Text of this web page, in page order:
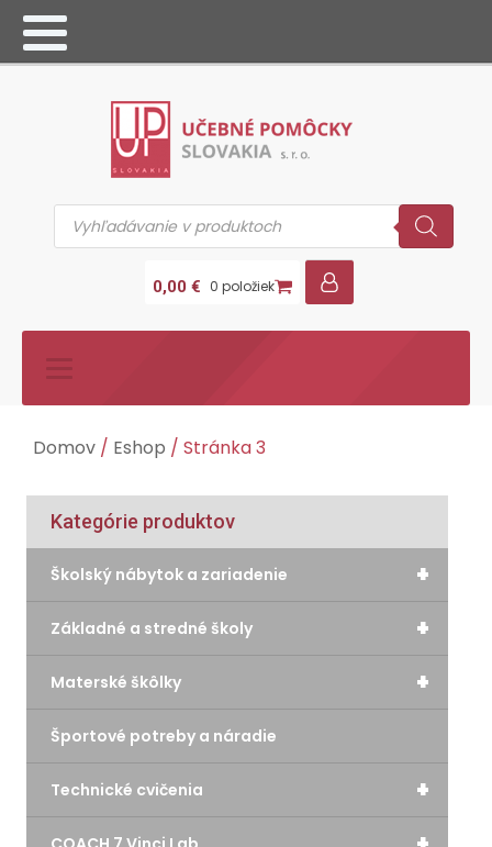
Products
search
0,00 € 0 položiek
Domov / Eshop / Stránka 3
Kategórie produktov
+
Školský nábytok a zariadenie
+
Základné a stredné školy
+
Materské škôlky
Športové potreby a náradie
+
Technické cvičenia